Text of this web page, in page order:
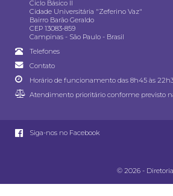
Ciclo Básico II
Cidade Universitária "Zeferino Vaz"
Bairro Barão Geraldo
CEP 13083-859
Campinas - São Paulo - Brasil
Telefones
Contato
Horário de funcionamento das 8h45 às
Atendimento prioritário conforme previsto
Siga-nos no Facebook
© 2026 -